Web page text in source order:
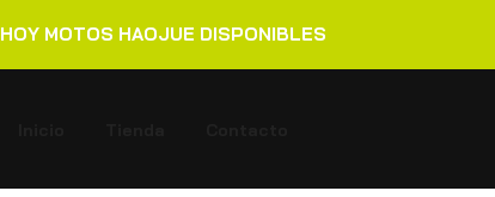
HOY MOTOS HAOJUE DISPONIBLES